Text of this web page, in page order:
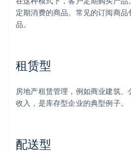
定期消费的商品。常见的订阅商
品。
租赁型
房地产租赁管理，例如商业建筑
收入，是库存型企业的典型例子。
配送型